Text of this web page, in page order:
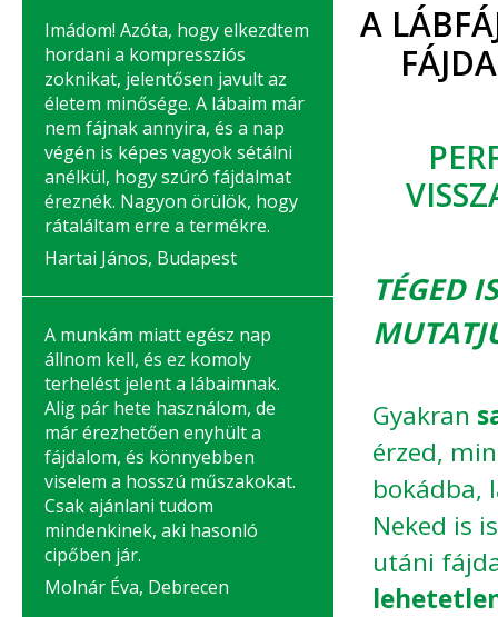
Imádom! Azóta, hogy elkezdtem
hordani a kompressziós
zoknikat, jelentősen javult az
életem minősége. A lábaim már
nem fájnak annyira, és a nap
végén is képes vagyok sétálni
anélkül, hogy szúró fájdalmat
éreznék. Nagyon örülök, hogy
rátaláltam erre a termékre.
Hartai János, Budapest
A munkám miatt egész nap
állnom kell, és ez komoly
terhelést jelent a lábaimnak.
Alig pár hete használom, de
már érezhetően enyhült a
fájdalom, és könnyebben
viselem a hosszú műszakokat.
Csak ajánlani tudom
mindenkinek, aki hasonló
cipőben jár.
Molnár Éva, Debrecen
A
TÉGED
Gyakran
érzed,
bokádba,
Neked is
utáni